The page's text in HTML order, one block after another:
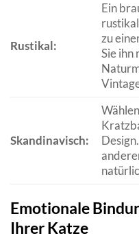
Rustikal:
Ein
zu
Sie ihn
Skandinavisch:
Emotionale
Ihrer Katze